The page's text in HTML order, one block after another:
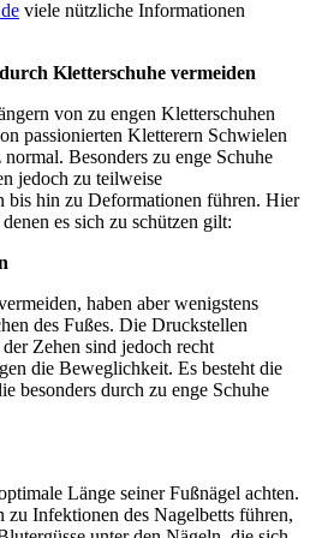
viele nützliche Informationen
Kletterschuhe vermeiden
von zu engen Kletterschuhen
passionierten Kletterern Schwielen
Besonders zu enge Schuhe
jedoch zu teilweise
bis hin zu Deformationen führen. Hier
es sich zu schützen gilt:
haben aber wenigstens
des Fußes. Die Druckstellen
Zehen sind jedoch recht
die Beweglichkeit. Es besteht die
besonders durch zu enge Schuhe
Länge seiner Fußnägel achten.
zu Infektionen des Nagelbetts führen,